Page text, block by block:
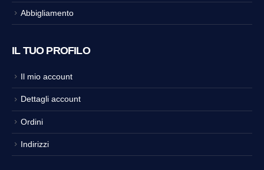
Abbigliamento
IL TUO PROFILO
Il mio account
Dettagli account
Ordini
Indirizzi